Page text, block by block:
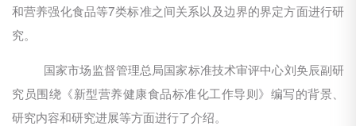
和营养强化食品等7类标准之间关系以及边界的界定方面进行研
究。
国家市场监督管理总局国家标准技术审评中心刘奂辰副研
究员围绕《新型营养健康食品标准化工作导则》编写的背景、
研究内容和研究进展等方面进行了介绍。